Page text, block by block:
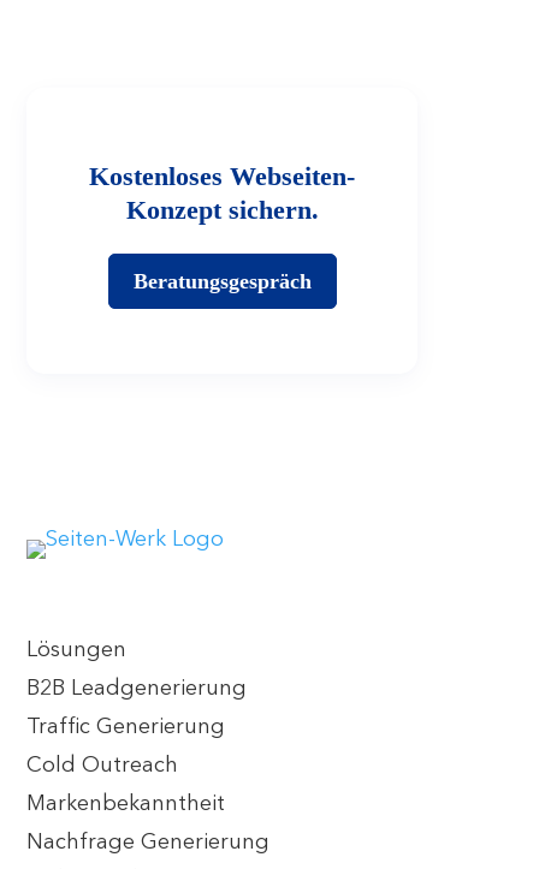
Kostenloses Webseiten-
Konzept sichern.
Beratungsgespräch
Lösungen
B2B Leadgenerierung
Traffic Generierung
Cold Outreach
Markenbekanntheit
Nachfrage Generierung